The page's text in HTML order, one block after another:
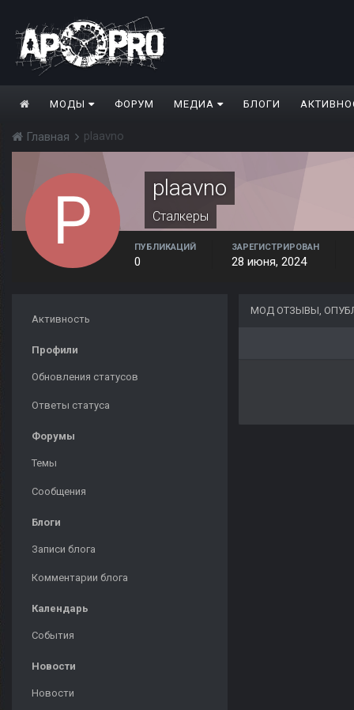
МОДЫ ФОРУМ МЕДИА БЛОГИ
Главная plaavno
plaavno
Сталкеры
ПУБЛИКАЦИЙ
0
ЗАРЕГИСТРИРОВАН
28 июня, 2024
Активность
Профили
Обновления статусов
Ответы статуса
Форумы
Темы
Сообщения
Блоги
Записи блога
Комментарии блога
Календарь
События
Новости
Новости
МОД ОТЗЫВЫ,